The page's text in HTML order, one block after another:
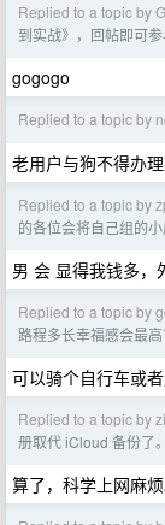
Replied to a topic by
到实战》，回帖即可
gogogo
Replied to a topic by
老用户与狗不得办
Replied to a topic by
的各位会将自己组的
男 会 显得我钱多，
Replied to a topic by
路程多长幸福感会最高
可以骑个自行车或
Replied to a topic by
册取代 iCloud 备份了。
算了，科学上网麻烦